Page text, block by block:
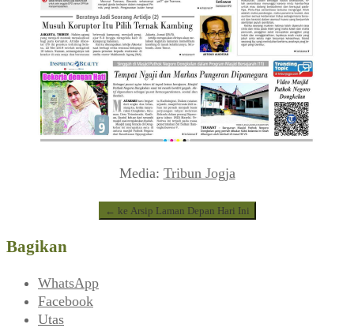
Media: Tribun Jogja
← ke Arsip Laman Depan Hari Ini
Bagikan
WhatsApp
Facebook
Utas